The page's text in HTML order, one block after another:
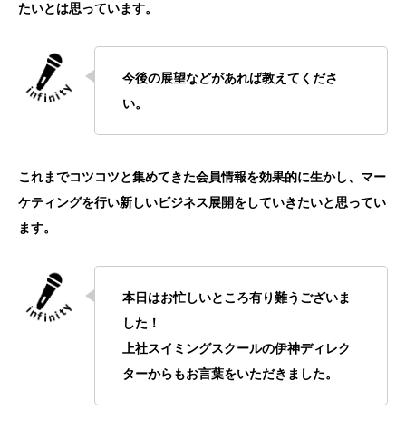
たいとは思っています。
今後の展望などがあれば教えてくださ
い。
これまでコツコツと集めてきた会員情報を効果的に生かし、マー
ケティングを行い新しいビジネス展開をしていきたいと思ってい
ます。
本日はお忙しいところ有り難うございま
した！
上社スイミングスクールの伊神ディレク
ターからもお言葉をいただきました。